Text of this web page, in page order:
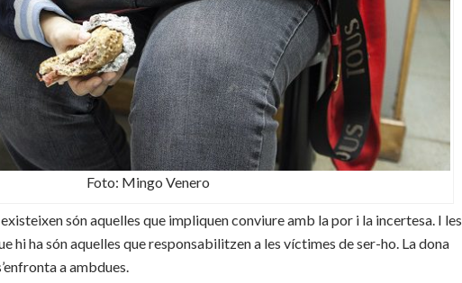
Foto: Mingo Venero
són aquelles que impliquen conviure amb la por i la incertesa. I les
hi ha són aquelles que responsabilitzen a les víctimes de ser-ho. La dona
a ambdues.